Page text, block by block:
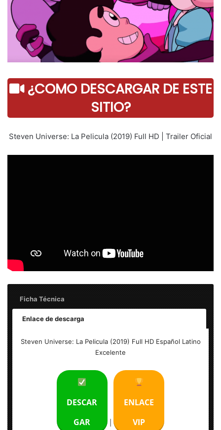
¿COMO DESCARGAR DE ESTE
SITIO?
Steven Universe: La Pelicula (2019) Full HD | Trailer Oficial
Ficha Técnica
Enlace de descarga
Español Latino Excelente
Steven Universe: La Pelicula (2019) Full HD Español Latino
Excelente
DESCAR
GAR
ENLACE
VIP